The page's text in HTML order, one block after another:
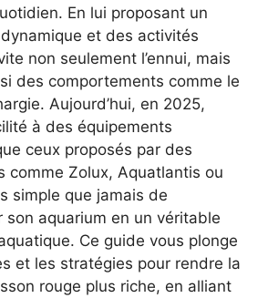
En lui proposant un
et des activités
non seulement l’ennui, mais
des comportements comme le
Aujourd’hui, en 2025,
à des équipements
ceux proposés par des
comme Zolux, Aquatlantis ou
simple que jamais de
son aquarium en un véritable
Ce guide vous plonge
et les stratégies pour rendre la
rouge plus riche, en alliant